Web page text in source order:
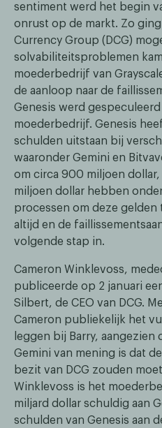
sentiment werd het begin
onrust op de markt. Zo
Currency Group (DCG)
solvabiliteitsproblemen
moederbedrijf van
de aanloop naar de
Genesis werd
moederbedrijf. Genesis
schulden uitstaan bij
waaronder Gemini en
om circa 900 miljoen dollar,
miljoen dollar hebben
processen om deze
altijd en de
volgende stap in.
Cameron Winklevoss,
publiceerde op 2 januari
Silbert, de CEO van DCG.
Cameron publiekelijk het
leggen bij Barry,
Gemini van mening is dat
bezit van DCG zouden
Winklevoss is het
miljard dollar schuldig aan
schulden van Genesis aan